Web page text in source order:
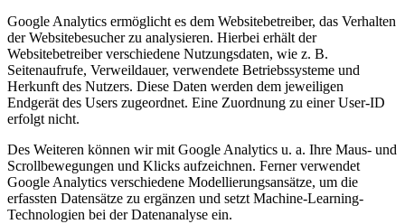
Google Analytics ermöglicht es dem Websitebetreiber, das Verhalten
der Websitebesucher zu analysieren. Hierbei erhält der
Websitebetreiber verschiedene Nutzungsdaten, wie z. B.
Seitenaufrufe, Verweildauer, verwendete Betriebssysteme und
Herkunft des Nutzers. Diese Daten werden dem jeweiligen
Endgerät des Users zugeordnet. Eine Zuordnung zu einer User-ID
erfolgt nicht.
Des Weiteren können wir mit Google Analytics u. a. Ihre Maus- und
Scrollbewegungen und Klicks aufzeichnen. Ferner verwendet
Google Analytics verschiedene Modellierungsansätze, um die
erfassten Datensätze zu ergänzen und setzt Machine-Learning-
Technologien bei der Datenanalyse ein.